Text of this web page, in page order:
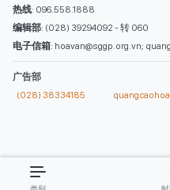
西贡解放报网版权所有
由越南新闻与传播部所属报刊局于
证
总编辑
副总编辑: 阮玉英、范文长、裴氏红
总台: (028) 39294091 - 转 060
热线: 096.558.1888